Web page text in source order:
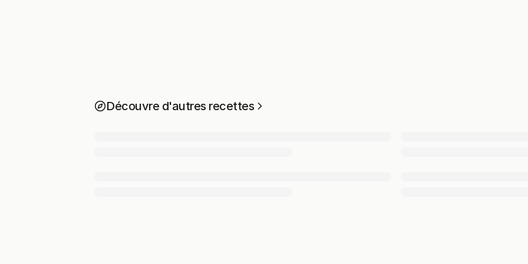
Découvre d'autres recettes